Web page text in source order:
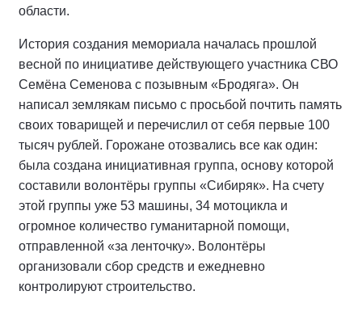
области.
История создания мемориала началась прошлой
весной по инициативе действующего участника СВО
Семёна Семенова с позывным «Бродяга». Он
написал землякам письмо с просьбой почтить память
своих товарищей и перечислил от себя первые 100
тысяч рублей. Горожане отозвались все как один:
была создана инициативная группа, основу которой
составили волонтёры группы «Сибиряк». На счету
этой группы уже 53 машины, 34 мотоцикла и
огромное количество гуманитарной помощи,
отправленной «за ленточку». Волонтёры
организовали сбор средств и ежедневно
контролируют строительство.